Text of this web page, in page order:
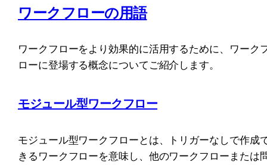
ワークフローの用語
ワークフローをより効果的に活用するために、ワーク
ローに登場する概念についてご紹介します。
モジュール型ワークフロー
モジュール型ワークフローとは、トリガーなしで作成
きるワークフローを意味し、他のワークフローまたは